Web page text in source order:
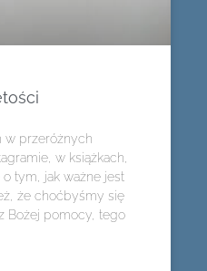
w przeróżnych
w książkach,
o tym, jak ważne jest
że choćbyśmy się
Bożej pomocy, tego